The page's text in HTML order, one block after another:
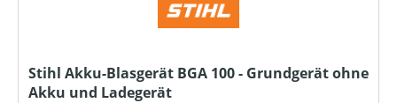
Stihl Akku-Blasgerät BGA 100 - Grundgerät ohne
Akku und Ladegerät